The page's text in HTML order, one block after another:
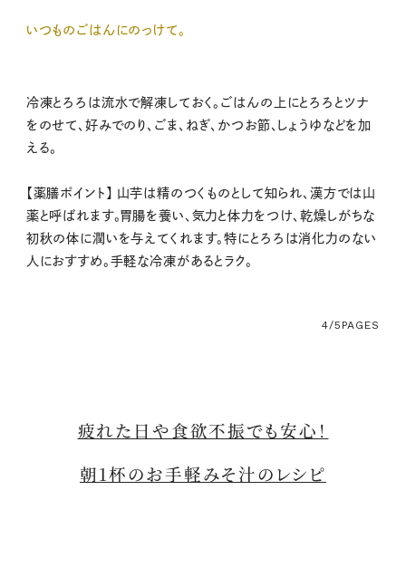
いつものごはんにのっけて。
冷凍とろろは流水で解凍しておく。ごはんの上にとろろとツナ
をのせて、好みでのり、ごま、ねぎ、かつお節、しょうゆなどを加
える。
【薬膳ポイント】 山芋は精のつくものとして知られ、漢方では山
薬と呼ばれます。胃腸を養い、気力と体力をつけ、乾燥しがちな
初秋の体に潤いを与えてくれます。特にとろろは消化力のない
人におすすめ。手軽な冷凍があるとラク。
4/5 PAGES
疲れた日や食欲不振でも安心！
朝1杯のお手軽みそ汁のレシピ